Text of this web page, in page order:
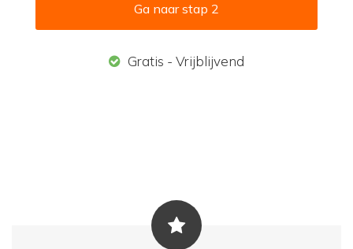
Ga naar stap 2
Gratis - Vrijblijvend